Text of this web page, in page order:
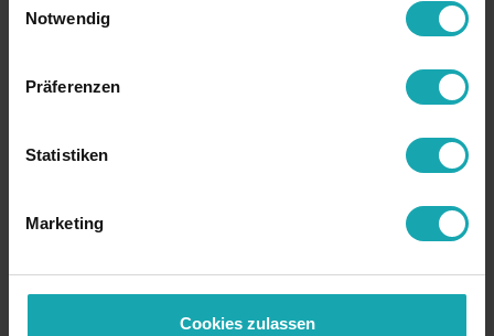
Notwendig
Präferenzen
Statistiken
Marketing
Cookies zulassen
Lettland
Litauen
Schweiz,